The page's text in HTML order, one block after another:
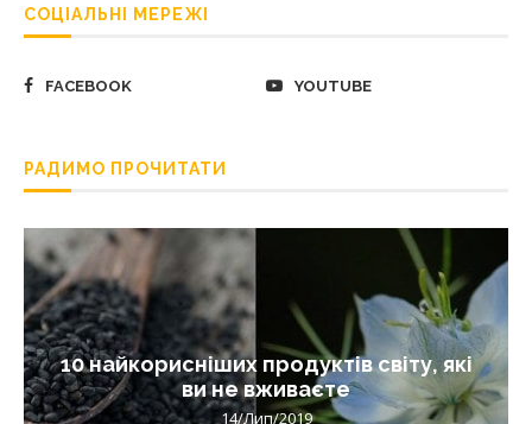
СОЦІАЛЬНІ МЕРЕЖІ
FACEBOOK YOUTUBE
РАДИМО ПРОЧИТАТИ
10 найкорисніших продуктів світу, які
ви не вживаєте
14/Лип/2019